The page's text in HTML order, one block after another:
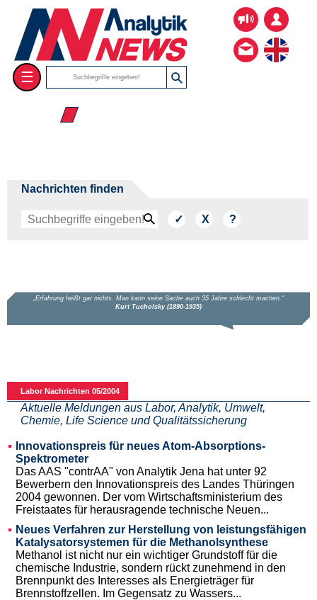
☰
☰ 2004
Nachrichten finden
Labor Nachrichten 05/2004
Aktuelle Meldungen aus Labor, Analytik, Umwelt,
Chemie, Life Science und Qualitätssicherung
Innovationspreis für neues Atom-Absorptions-
Spektrometer
Das AAS "contrAA" von Analytik Jena hat unter 92
Bewerbern den Innovationspreis des Landes Thüringen
2004 gewonnen. Der vom Wirtschaftsministerium des
Freistaates für herausragende technische Neuen...
Neues Verfahren zur Herstellung von leistungsfähigen
Katalysatorsystemen für die Methanolsynthese
Methanol ist nicht nur ein wichtiger Grundstoff für die
chemische Industrie, sondern rückt zunehmend in den
Brennpunkt des Interesses als Energieträger für
Brennstoffzellen. Im Gegensatz zu Wassers...